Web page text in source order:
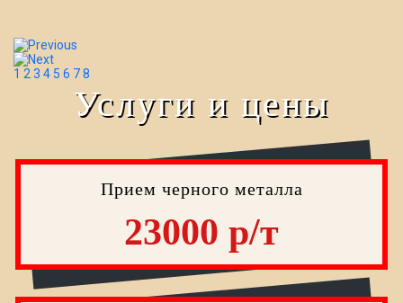
1 2 3 4 5 6 78
Услуги и цены
Прием черного металла
23000 р/т